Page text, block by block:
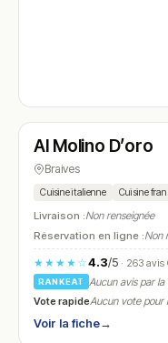
N° 4
Al Molino D’oro
Braives
Cuisine italienne Cuisine
Livraison :Non renseignée
Réservation en ligne :Non
★★★★☆4.3/5· 263 avis
RANKEAT
Aucun avis par
Vote rapideAucun vote pour
Voir la fiche→